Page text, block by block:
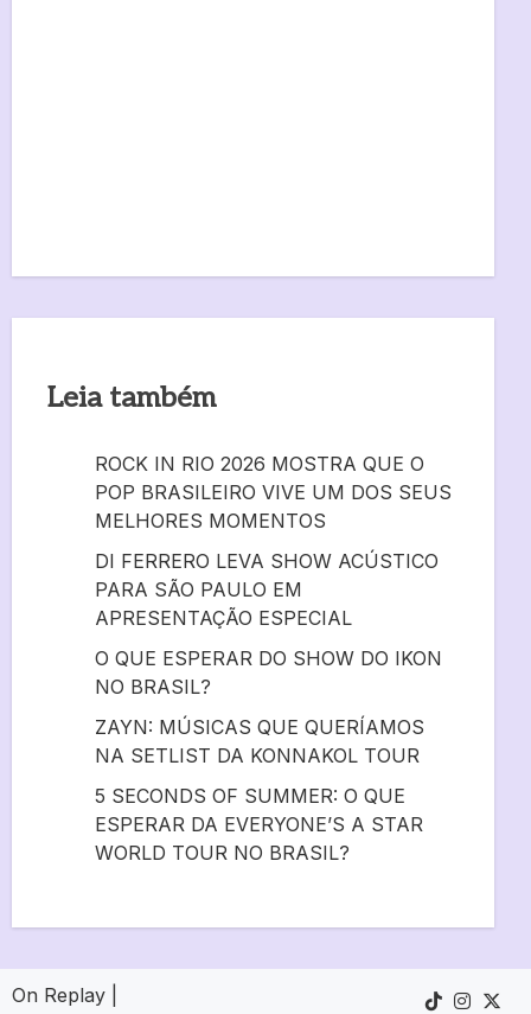
Leia também
ROCK IN RIO 2026 MOSTRA QUE O
POP BRASILEIRO VIVE UM DOS SEUS
MELHORES MOMENTOS
DI FERRERO LEVA SHOW ACÚSTICO
PARA SÃO PAULO EM
APRESENTAÇÃO ESPECIAL
O QUE ESPERAR DO SHOW DO IKON
NO BRASIL?
ZAYN: MÚSICAS QUE QUERÍAMOS
NA SETLIST DA KONNAKOL TOUR
5 SECONDS OF SUMMER: O QUE
ESPERAR DA EVERYONE’S A STAR
WORLD TOUR NO BRASIL?
On Replay